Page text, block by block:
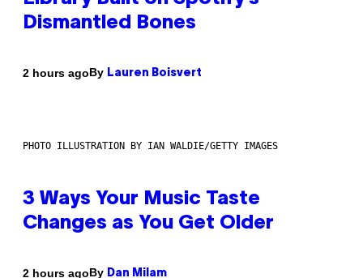
Dismantled Bones
2 hours agoBy Lauren Boisvert
PHOTO ILLUSTRATION BY IAN WALDIE/GETTY IMAGES
3 Ways Your Music Taste
Changes as You Get Older
2 hours agoBy Dan Milam